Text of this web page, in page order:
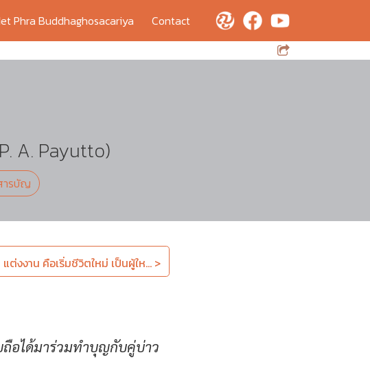
Phra Buddhaghosacariya
Contact
A. Payutto)
ารบัญ
แต่งงาน คือเริ่มชีวิตใหม่ เป็นผู้ให... >
ได้มาร่วมทำบุญกับคู่บ่าว